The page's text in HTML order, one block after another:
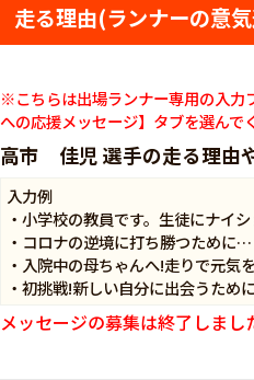
走る理由(ランナーの意
※こちらは出場ランナー専用の入力
への応援メッセージ】タブを選んで
高市 佳児 選手の走る理由
入力例
・小学校の教員です。生徒にナイ
・コロナの逆境に打ち勝つために…
・入院中の母ちゃんへ!走りで元気
・初挑戦!新しい自分に出会うため
メッセージの募集は終了しまし